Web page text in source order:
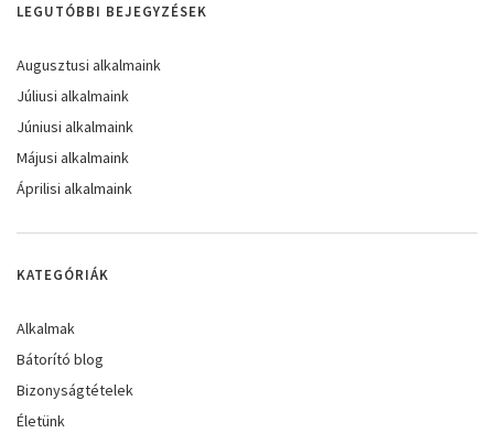
LEGUTÓBBI BEJEGYZÉSEK
Augusztusi alkalmaink
Júliusi alkalmaink
Júniusi alkalmaink
Májusi alkalmaink
Áprilisi alkalmaink
KATEGÓRIÁK
Alkalmak
Bátorító blog
Bizonyságtételek
Életünk